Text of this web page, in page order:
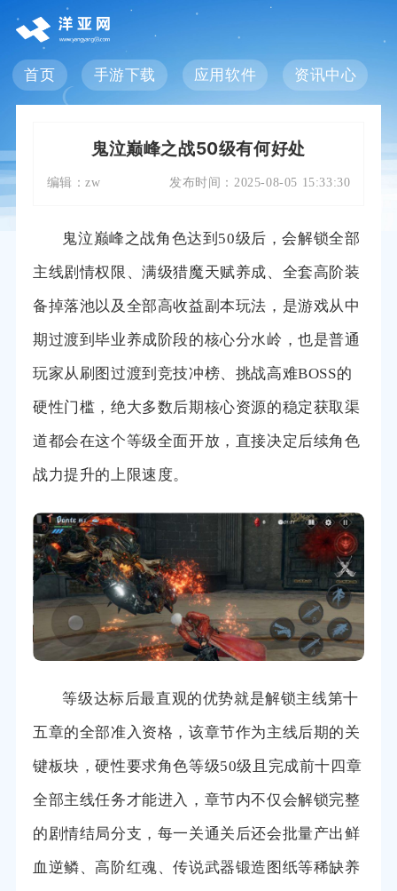
首页 手游下载 应用软件 资讯中心
鬼泣巅峰之战50级有何好处
编辑：zw 发布时间： 2025-08-05 15:33:30
鬼泣巅峰之战角色达到50级后，会解锁全部
主线剧情权限、满级猎魔天赋养成、全套高阶装
备掉落池以及全部高收益副本玩法，是游戏从中
期过渡到毕业养成阶段的核心分水岭，也是普通
玩家从刷图过渡到竞技冲榜、挑战高难BOSS的
硬性门槛，绝大多数后期核心资源的稳定获取渠
道都会在这个等级全面开放，直接决定后续角色
战力提升的上限速度。
等级达标后最直观的优势就是解锁主线第十
五章的全部准入资格，该章节作为主线后期的关
键板块，硬性要求角色等级50级且完成前十四章
全部主线任务才能进入，章节内不仅会解锁完整
的剧情结局分支，每一关通关后还会批量产出鲜
血逆鳞、高阶红魂、传说武器锻造图纸等稀缺养